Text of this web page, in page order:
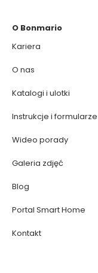
O Bonmario
Kariera
O nas
Katalogi i ulotki
Instrukcje i formularze
Wideo porady
Galeria zdjęć
Blog
Portal Smart Home
Kontakt